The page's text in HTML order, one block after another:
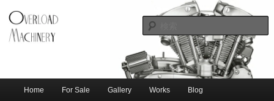
新潟のハー
レー中古車
バーロード
ショベル・アイアンスポーツ・エボビッグツイン＆スポーツスターなどを取
り扱う中古ハーレー専門店。整備・修理・カスタムまで一貫対応します。
メ
サ
Home For Sale Gallery Works Blog